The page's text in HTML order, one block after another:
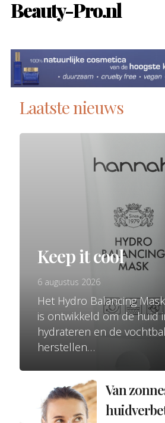
Beauty-Pro.nl
Laatste nieuws
Keep it cool
6 augustus 2026
Het Hydro Balancing
is ontwikkeld om de huid
hydrateren en de
herstellen…
Van